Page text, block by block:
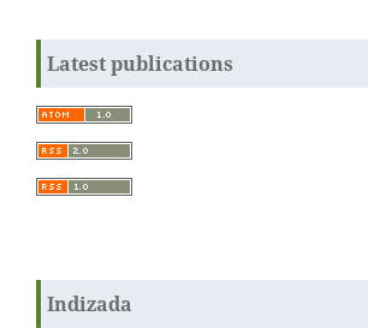
Latest publications
Indizada